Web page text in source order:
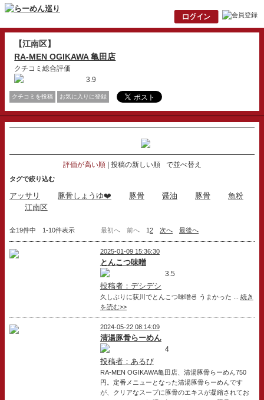
【江南区】
RA-MEN OGIKAWA 亀田店
クチコミ総合評価
3.9
クチコミを投稿 お気に入りに登録
評価が高い順 投稿の新しい順 で並べ替え
タグで絞り込む
アッサリ 豚骨しょうゆ❤️ 豚骨 醤油 豚骨
魚粉
江南区
全19件中 1-10件表示 最初へ 前へ 12 次へ 最後へ
2025-01-09 15:36:30
とんこつ味噌
3.5
投稿者：デシデシ
久しぶりに荻川でとんこつ味噌🍜 うまかった ... 続き
を読む>>
2024-05-22 08:14:09
清湯豚骨らーめん
4
投稿者：あるび
RA-MEN OGIKAWA亀田店、清湯豚骨らーめん750
円。定番メニューとなった清湯豚骨らーめんです
が、クリアなスープに豚骨のエキスが凝縮されてお